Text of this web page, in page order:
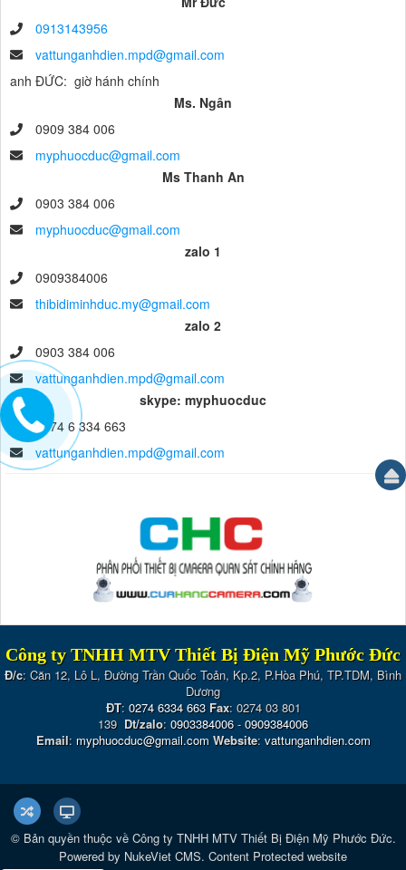
0913143956
vattunganhdien.mpd@gmail.com
anh ĐỨC: giờ hánh chính
Ms. Ngân
0909 384 006
myphuocduc@gmail.com
Ms Thanh An
0903 384 006
myphuocduc@gmail.com
zalo 1
0909384006
thibidiminhduc.my@gmail.com
zalo 2
0903 384 006
vattunganhdien.mpd@gmail.com
skype: myphuocduc
0274 6 334 663
vattunganhdien.mpd@gmail.com
Công ty TNHH MTV Thiết Bị Điện Mỹ Phước Đức
Đ/c: Căn 12, Lô L, Đường Trần Quốc Toản, Kp.2, P.Hòa Phú, TP.TDM, Bình
Dương
ĐT: 0274 6334 663 Fax: 0274 03 801
139 Dt/zalo: 0903384006-0909384006
Email: myphuocduc@gmail.com Website: vattunganhdien.com
© Bản quyền thuộc về Công ty TNHH MTV Thiết Bị Điện Mỹ Phước Đức.
Powered by NukeViet CMS. Content Protected website